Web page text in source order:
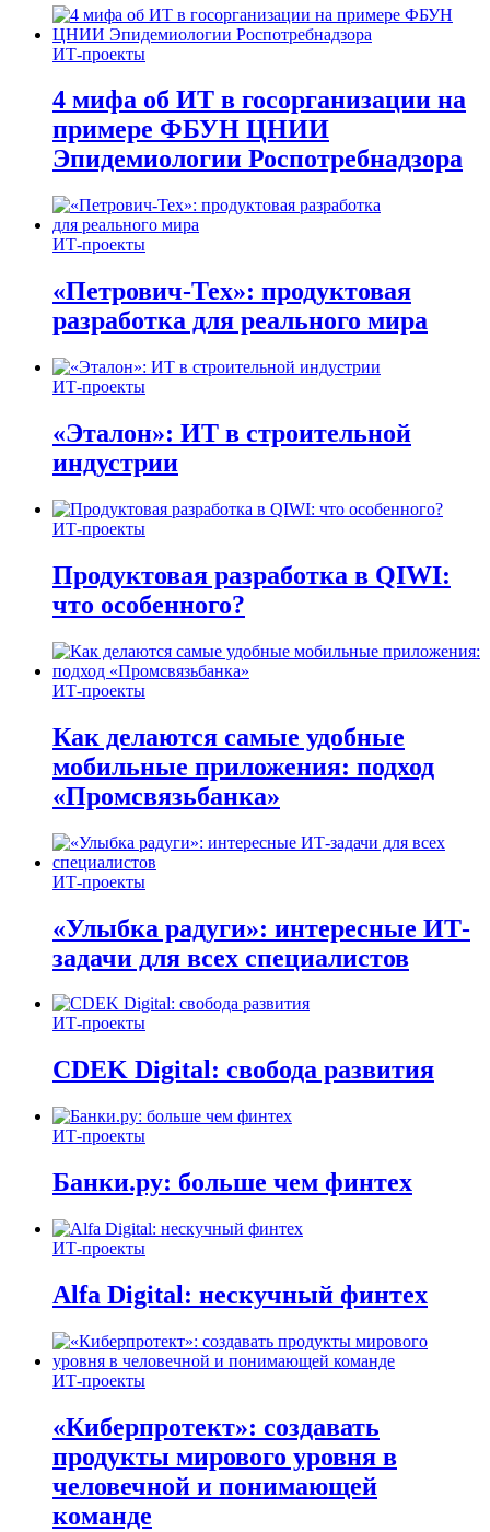
ИТ-проекты
4 мифа об ИТ в госорганизации на
примере ФБУН ЦНИИ
Эпидемиологии Роспотребнадзора
ИТ-проекты
«Петрович-Тех»: продуктовая
разработка для реального мира
ИТ-проекты
«Эталон»: ИТ в строительной
индустрии
ИТ-проекты
Продуктовая разработка в QIWI:
что особенного?
ИТ-проекты
Как делаются самые удобные
мобильные приложения: подход
«Промсвязьбанка»
ИТ-проекты
«Улыбка радуги»: интересные ИТ-
задачи для всех специалистов
ИТ-проекты
CDEK Digital: свобода развития
ИТ-проекты
Банки.ру: больше чем финтех
ИТ-проекты
Alfa Digital: нескучный финтех
ИТ-проекты
«Киберпротект»: создавать
продукты мирового уровня в
человечной и понимающей
команде